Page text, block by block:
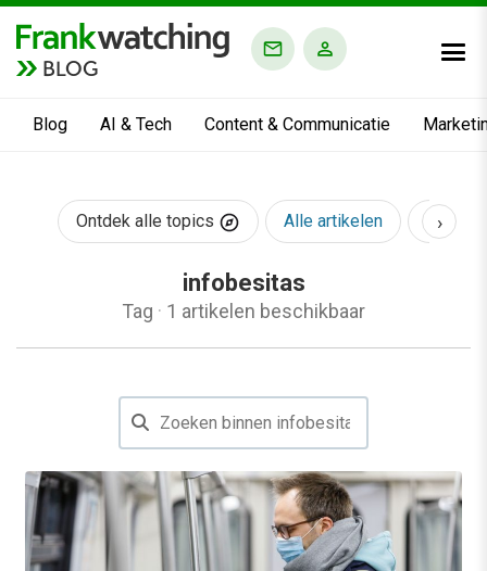
BLOG
Blog AI & Tech Content & Communicatie
Ontdek alle topics Alle artikelen AI &
›
infobesitas
Tag · 1 artikelen beschikbaar